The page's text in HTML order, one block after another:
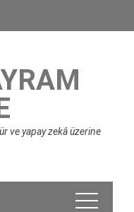
ve yapay zekâ üzerine